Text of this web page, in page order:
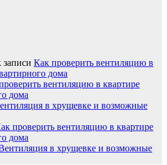
записи Как проверить вентиляцию в
дома
вентиляцию в квартире
дома
в хрущевке и возможные
проверить вентиляцию в квартире
дома
в хрущевке и возможные